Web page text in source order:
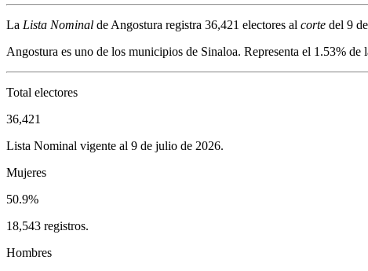
La Lista Nominal de Angostura registra 36,421 electores al corte del 9
Angostura es uno de los municipios de Sinaloa. Representa el 1.53% de
Total electores
36,421
Lista Nominal vigente al 9 de julio de 2026.
Mujeres
50.9%
18,543 registros.
Hombres